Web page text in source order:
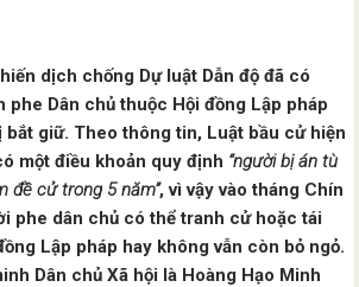
dịch chống Dự luật Dẫn độ đã có
phe Dân chủ thuộc Hội đồng Lập pháp
bắt giữ. Theo thông tin, Luật bầu cử hiện
một điều khoản quy định “người bị án tù
đề cử trong 5 năm”, vì vậy vào tháng Chín
phe dân chủ có thể tranh cử hoặc tái
Lập pháp hay không vẫn còn bỏ ngỏ.
Dân chủ Xã hội là Hoàng Hạo Minh